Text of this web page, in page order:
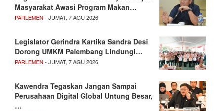
Masyarakat Awasi Program Makan…
PARLEMEN - JUMAT, 7 AGU 2026
Legislator Gerindra Kartika Sandra Desi
Dorong UMKM Palembang Lindungi…
PARLEMEN - JUMAT, 7 AGU 2026
Kawendra Tegaskan Jangan Sampai
Perusahaan Digital Global Untung Besar,
…